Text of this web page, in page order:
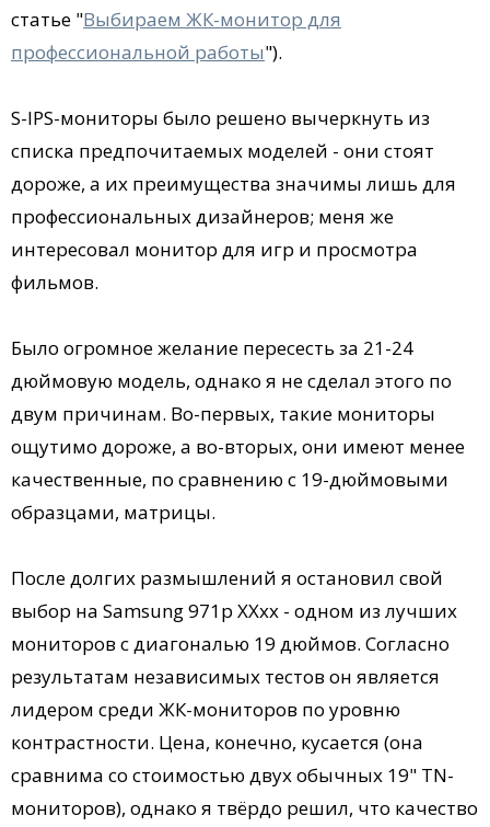
статье "Выбираем ЖК-монитор для
профессиональной работы").
S-IPS-мониторы было решено вычеркнуть из
списка предпочитаемых моделей - они стоят
дороже, а их преимущества значимы лишь для
профессиональных дизайнеров; меня же
интересовал монитор для игр и просмотра
фильмов.
Было огромное желание пересесть за 21-24
дюймовую модель, однако я не сделал этого по
двум причинам. Во-первых, такие мониторы
ощутимо дороже, а во-вторых, они имеют менее
качественные, по сравнению с 19-дюймовыми
образцами, матрицы.
После долгих размышлений я остановил свой
выбор на Samsung 971p XXxx - одном из лучших
мониторов с диагональю 19 дюймов. Согласно
результатам независимых тестов он является
лидером среди ЖК-мониторов по уровню
контрастности. Цена, конечно, кусается (она
сравнима со стоимостью двух обычных 19" TN-
мониторов), однако я твёрдо решил, что качество